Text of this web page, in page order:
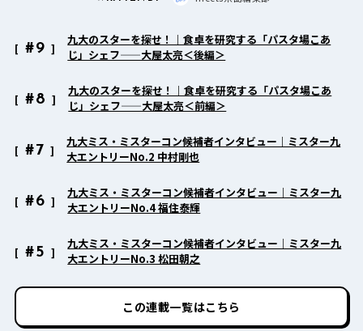
#9
九大のスターを探せ！｜食卓を研究する「パスタ場こあ
じ」シェフ——大屋太亮＜後編＞
#8
九大のスターを探せ！｜食卓を研究する「パスタ場こあ
じ」シェフ——大屋太亮＜前編＞
#7
九大ミス・ミスターコン候補者インタビュー｜ミスター九
大エントリーNo.2 中村剛也
#6
九大ミス・ミスターコン候補者インタビュー｜ミスター九
大エントリーNo.4 福住泰輝
#5
九大ミス・ミスターコン候補者インタビュー｜ミスター九
大エントリーNo.3 松田朝之
この連載一覧はこちら